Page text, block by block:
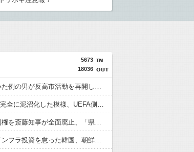
5673
18036
今まで沈黙を保っていた例の男が反高市活動を再開した模様、財務省を手を組んでの返り咲きが狙いか？
UEFAとFIFAの争いが完全に泥沼化した模様、UEFA側の逆転敗北すらあり得るような情勢に……
兵庫県の左派の既得利権を斎藤知事が全面廃止、「県が何をするねん？」と存在意義そのものが不明で……
格安電気代のためにインフラ投資を怠った韓国、朝鮮半島全域を猛暑が直撃してしまった結果……